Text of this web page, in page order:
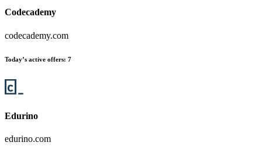
Codecademy
codecademy.com
Today’s active offers: 7
Edurino
edurino.com